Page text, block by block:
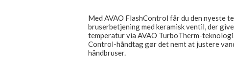
Med AVAO FlashControl får du den nyeste
bruserbetjening med keramisk ventil, der
temperatur via AVAO TurboTherm-
Control-håndtag gør det nemt at justere
håndbruser.